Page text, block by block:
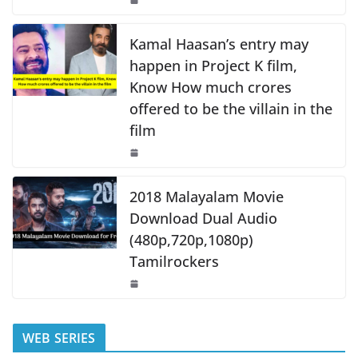
o
k
p k
Kamal Haasan’s entry may
happen in Project K film,
Know How much crores
offered to be the villain in the
film
2018 Malayalam Movie
Download Dual Audio
(480p,720p,1080p)
Tamilrockers
WEB SERIES